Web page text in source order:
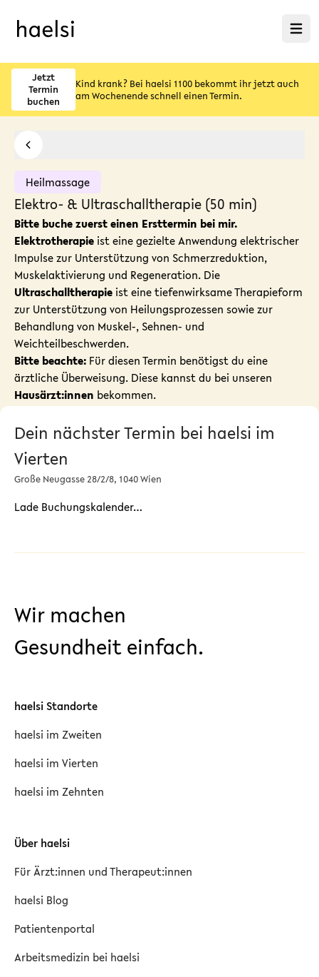
Menü
Jetzt
Termin
buchen
Kind krank? Bei haelsi 1100 bekommt ihr jetzt auch
am Wochenende schnell einen Termin.
Heilmassage
Elektro- & Ultraschalltherapie (50 min)
Bitte buche zuersteinen Ersttermin bei mir.
Elektrotherapie ist eine gezielte Anwendung elektrischer
Impulse zur Unterstützung von Schmerzreduktion,
Muskelaktivierung und Regeneration. Die
Ultraschalltherapie ist eine tiefenwirksame Therapieform
zur Unterstützung von Heilungsprozessen sowie zur
Behandlung von Muskel-, Sehnen- und
Weichteilbeschwerden.
Bitte beachte: Für diesen Termin benötigst du eine
ärztliche Überweisung. Diese kannst du bei unseren
Hausärzt:innen bekommen.
Dein nächster Termin bei haelsi im
Vierten
Große Neugasse 28/2/8, 1040 Wien
Lade Buchungskalender…
Wir machen
Gesundheit einfach.
haelsi Standorte
haelsi im Zweiten
haelsi im Vierten
haelsi im Zehnten
Über haelsi
Für Ärzt:innen und Therapeut:innen
haelsi Blog
Patientenportal
Arbeitsmedizin bei haelsi